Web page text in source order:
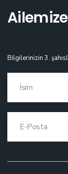
Bilgilerinizin 3.